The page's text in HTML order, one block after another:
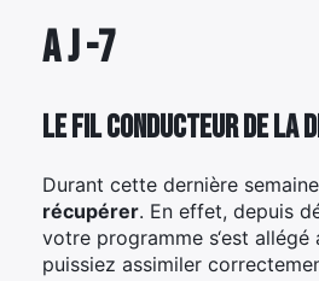
A J -7
Le fil conducteur de la
Durant cette dernière
récupérer. En effet, depuis
votre programme s‘est allégé
puissiez assimiler